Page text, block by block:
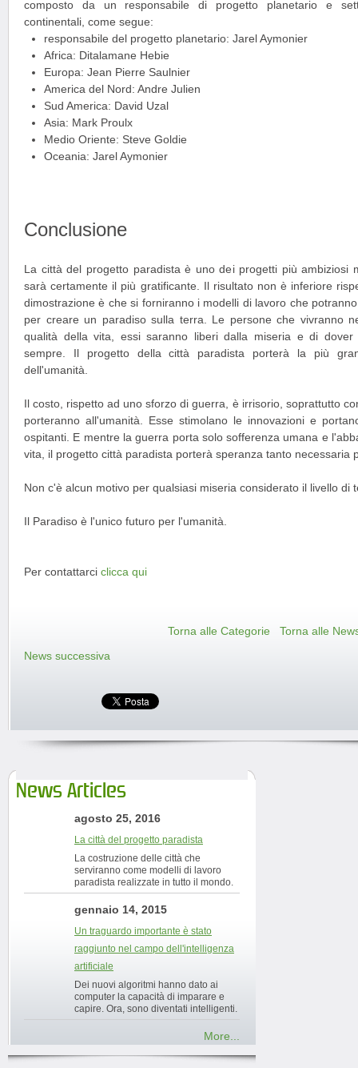
composto da un responsabile di progetto planetario e
continentali, come segue:
responsabile del progetto planetario: Jarel Aymonier
Africa: Ditalamane Hebie
Europa: Jean Pierre Saulnier
America del Nord: Andre Julien
Sud America: David Uzal
Asia: Mark Proulx
Medio Oriente: Steve Goldie
Oceania: Jarel Aymonier
Conclusione
La città del progetto paradista è uno dei progetti più ambiziosi
sarà certamente il più gratificante. Il risultato non è inferiore
dimostrazione è che si forniranno i modelli di lavoro che
per creare un paradiso sulla terra. Le persone che vivranno
qualità della vita, essi saranno liberi dalla miseria e di
sempre. Il progetto della città paradista porterà la più
dell'umanità.
Il costo, rispetto ad uno sforzo di guerra, è irrisorio, soprattutto
porteranno all'umanità. Esse stimolano le innovazioni e
ospitanti. E mentre la guerra porta solo sofferenza umana e
vita, il progetto città paradista porterà speranza tanto necessaria
Non c'è alcun motivo per qualsiasi miseria considerato il livello di
Il Paradiso è l'unico futuro per l'umanità.
Per contattarci clicca qui
Torna alle Categorie
Torna alle
News successiva
News Articles
agosto 25, 2016
La città del progetto paradista
La costruzione delle città che
serviranno come modelli di lavoro
paradista realizzate in tutto il mondo.
gennaio 14, 2015
Un traguardo importante è stato
raggiunto nel campo dell'intelligenza
artificiale
Dei nuovi algoritmi hanno dato ai
computer la capacità di imparare e
capire. Ora, sono diventati intelligenti.
More...